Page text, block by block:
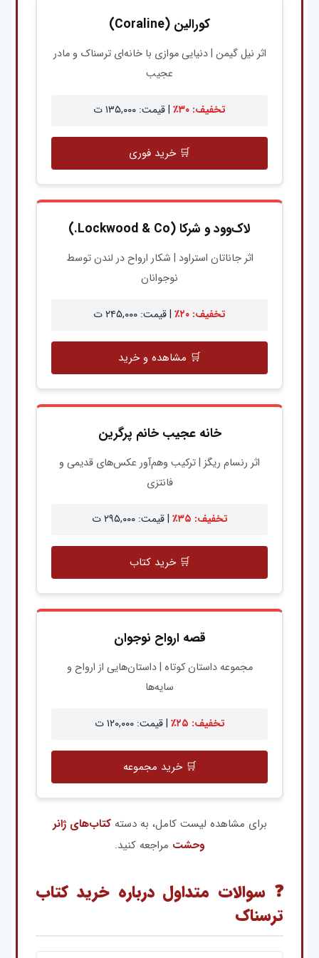
کورالین (Coraline)
اثر نیل گیمن | دنیایی موازی با خانه‌ای ترسناک و مادر
عجیب
تخفیف: ۳۰٪ | قیمت: ۱۳۵,۰۰۰ ت
🛒 خرید فوری
لاک‌وود و شرکا (Lockwood & Co.)
اثر جاناتان استراود | شکار ارواح در لندن توسط
نوجوانان
تخفیف: ۲۰٪ | قیمت: ۲۴۵,۰۰۰ ت
🛒 مشاهده و خرید
خانه عجیب خانم پرگرین
اثر رنسام ریگز | ترکیب وهم‌آور عکس‌های قدیمی و
فانتزی
تخفیف: ۳۵٪ | قیمت: ۲۹۵,۰۰۰ ت
🛒 خرید کتاب
قصه ارواح نوجوان
مجموعه داستان کوتاه | داستان‌هایی از ارواح و
سایه‌ها
تخفیف: ۲۵٪ | قیمت: ۱۲۰,۰۰۰ ت
🛒 خرید مجموعه
برای مشاهده لیست کامل، به دستهکتاب‌های ژانر
وحشت مراجعه کنید.
❓ سوالات متداول درباره خرید کتاب
ترسناک